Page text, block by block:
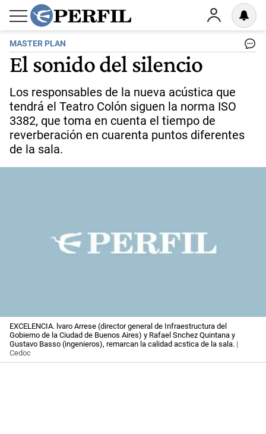
MASTER PLAN
El sonido del silencio
Los responsables de la nueva acústica que
tendrá el Teatro Colón siguen la norma ISO
3382, que toma en cuenta el tiempo de
reverberación en cuarenta puntos diferentes
de la sala.
EXCELENCIA. lvaro Arrese (director general de Infraestructura del
Gobierno de la Ciudad de Buenos Aires) y Rafael Snchez Quintana y
Gustavo Basso (ingenieros), remarcan la calidad acstica de la sala. |
Cedoc